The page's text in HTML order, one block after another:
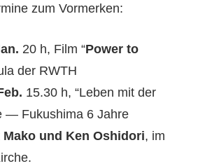
zum Vormerken:
20 h, Film “Pow­er to
der RWTH
15.30 h, “Leben mit der
— Fukushi­ma 6 Jahre
Mako und Ken Oshi­dori, im